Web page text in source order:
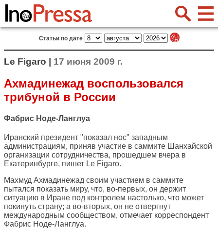
Статьи по дате
Le Figaro | 17 июня 2009 г.
Ахмадинежад воспользовался
трибуной в России
Фабрис Ноде-Ланглуа
Иранский президент "показал нос" западным
администрациям, приняв участие в саммите Шанхайской
организации сотрудничества, прошедшем вчера в
Екатеринбурге, пишет Le Figaro.
Махмуд Ахмадинежад своим участием в саммите
пытался показать миру, что, во-первых, он держит
ситуацию в Иране под контролем настолько, что может
покинуть страну; а во-вторых, он не отвергнут
международным сообществом, отмечает корреспондент
Фабрис Ноде-Ланглуа.